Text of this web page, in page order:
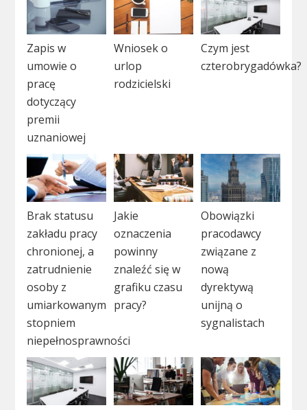
Zapis w
umowie o
pracę
dotyczący
premii
uznaniowej
Wniosek o
urlop
rodzicielski
Czym jest
czterobrygadówka?
Brak statusu
zakładu pracy
chronionej, a
zatrudnienie
osoby z
umiarkowanym
stopniem
niepełnosprawności
Jakie
oznaczenia
powinny
znaleźć się w
grafiku czasu
pracy?
Obowiązki
pracodawcy
związane z
nową
dyrektywą
unijną o
sygnalistach